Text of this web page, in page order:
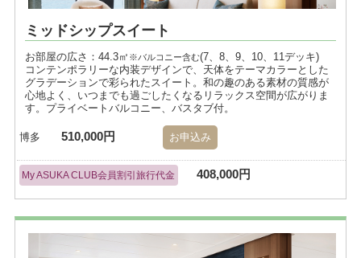
ミッドシップスイート
お部屋の広さ：44.3㎡ ※バルコニー含む(7、8、9、10、11デッキ)
コンテンポラリーな内装デザインで、天体をテーマカラーとした
グラデーションで彩られたスイート。和の趣のある素材の質感が
心地よく、いつまでも過ごしたくなるリラックス空間が広がりま
す。プライベートバルコニー、バスタブ付。
博多 510,000円 お申込み
My ASUKA CLUB会員割引旅行代金 408,000円